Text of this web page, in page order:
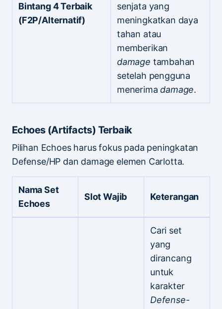
Bintang 4 Terbaik
(F2P/Alternatif)
senjata yang
meningkatkan daya
tahan atau
memberikan
damage tambahan
setelah pengguna
menerimadamage.
Echoes (Artifacts) Terbaik
Pilihan Echoes harus fokus pada peningkatan
Defense/HP dan damage elemen Carlotta.
Nama Set
Echoes
Slot Wajib Keterangan
Cari set
yang
dirancang
untuk
karakter
Defense-